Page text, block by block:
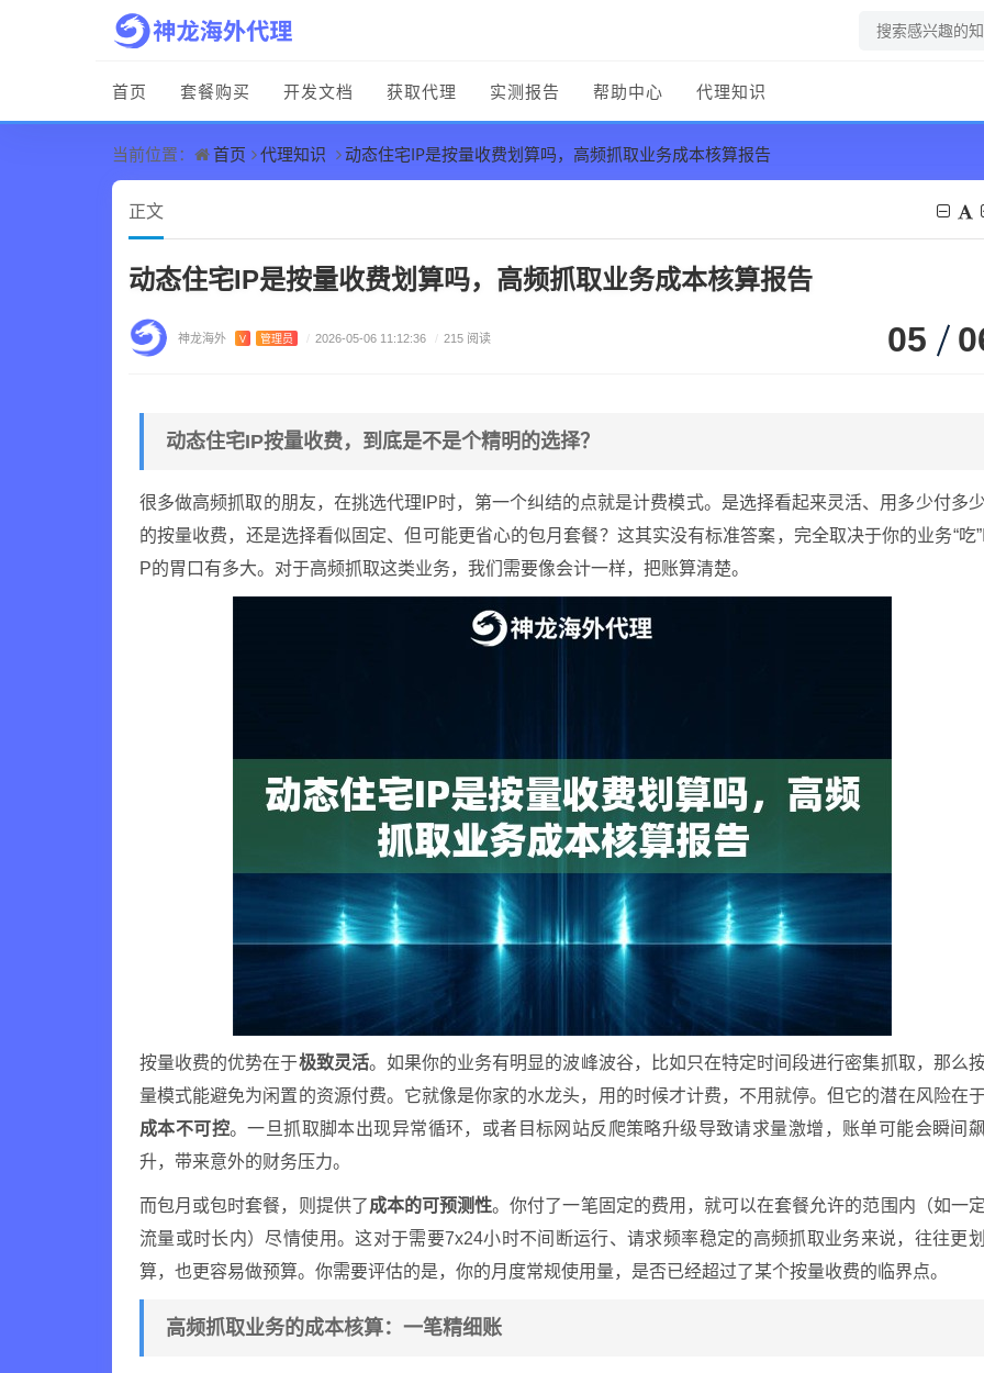
首页 套餐购买 开发文档 获取代理 实测报告 帮助中心 代理知识
当前位置： 首页 代理知识 动态住宅IP是按量收费划算吗，高频抓取业务成本核算报告
正文
动态住宅IP是按量收费划算吗，高频抓取业务成本核算报告
神龙海外 V 管理员 / 2026-05-06 11:12:36 / 215 阅读 05
动态住宅IP按量收费，到底是不是个精明的选择？
很多做高频抓取的朋友，在挑选代理IP时，第一个纠结的点就是计费模式。是选择看起来灵活、用多少付多少
的按量收费，还是选择看似固定、但可能更省心的包月套餐？这其实没有标准答案，完全取决于你的业务“吃”I
P的胃口有多大。对于高频抓取这类业务，我们需要像会计一样，把账算清楚。
按量收费的优势在于极致灵活。如果你的业务有明显的波峰波谷，比如只在特定时间段进行密集抓取，那么
量模式能避免为闲置的资源付费。它就像是你家的水龙头，用的时候才计费，不用就停。但它的潜在风险在
成本不可控。一旦抓取脚本出现异常循环，或者目标网站反爬策略升级导致请求量激增，账单可能会瞬间
升，带来意外的财务压力。
而包月或包时套餐，则提供了成本的可预测性。你付了一笔固定的费用，就可以在套餐允许的范围内（如一定
流量或时长内）尽情使用。这对于需要7x24小时不间断运行、请求频率稳定的高频抓取业务来说，往往更划
算，也更容易做预算。你需要评估的是，你的月度常规使用量，是否已经超过了某个按量收费的临界点。
高频抓取业务的成本核算：一笔精细账